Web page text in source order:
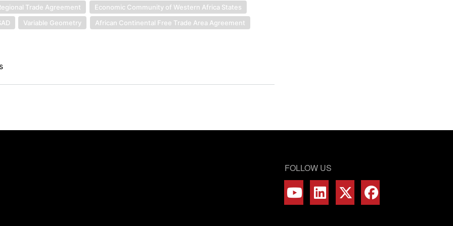
Trade Agreement
Economic Community of Western Africa States
Variable Geometry
African Continental Free Trade Area Agreement
FOLLOW US